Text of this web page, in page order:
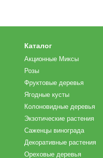
Каталог
Акционные Миксы
Розы
Фруктовые деревья
Ягодные кусты
Колоновидные деревья
Экзотические растения
Саженцы винограда
Декоративные растения
Ореховые деревья